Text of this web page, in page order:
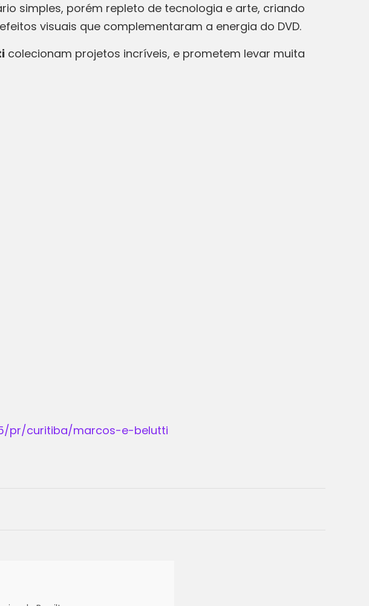
simples, porém repleto de tecnologia e arte, criando
visuais que complementaram a energia do DVD.
colecionam projetos incríveis, e prometem levar muita
pr/curitiba/marcos-e-belutti